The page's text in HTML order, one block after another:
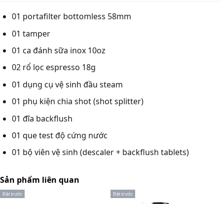
01 portafilter bottomless 58mm
01 tamper
01 ca đánh sữa inox 10oz
02 rổ lọc espresso 18g
01 dụng cụ vệ sinh đầu steam
01 phụ kiện chia shot (shot splitter)
01 đĩa backflush
01 que test độ cứng nước
01 bộ viên vệ sinh (descaler + backflush tablets)
Sản phẩm liên quan
Đặt trước Đặt trước